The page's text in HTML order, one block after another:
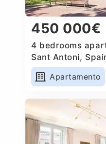
450 000€
4 bedrooms
Sant Antoni,
Apartamento